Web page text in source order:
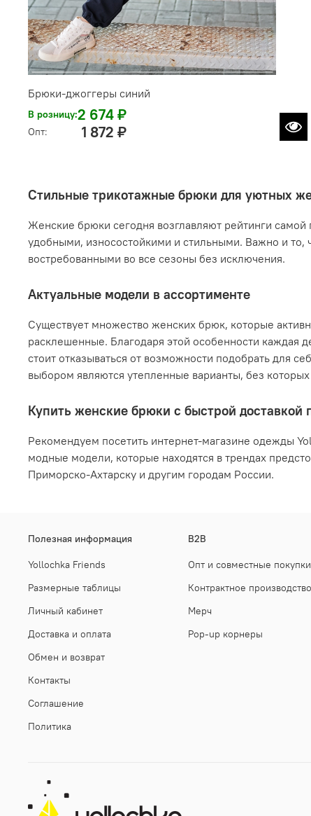
Брюки-джоггеры синий
В розницу:2 674 ₽
Опт: 1 872 ₽
Стильные трикотажные брюки для уютных
Женские брюки сегодня возглавляют рейтинги
удобными, износостойкими и стильными. Важно и
востребованными во все сезоны без исключения.
Актуальные модели в ассортименте
Существует множество женских брюк, которые
расклешенные. Благодаря этой особенности каждая
стоит отказываться от возможности подобрать для
выбором являются утепленные варианты, без
Купить женские брюки с быстрой
Рекомендуем посетить интернет-магазине одежды
модные модели, которые находятся в трендах
Приморско-Ахтарску и другим городам России.
Полезная информация
Yollochka Friends
Размерные таблицы
Личный кабинет
Доставка и оплата
Обмен и возврат
Контакты
Соглашение
Политика
B2B
Опт и совместные покупки
Контрактное производство
Мерч
Pop-up корнеры